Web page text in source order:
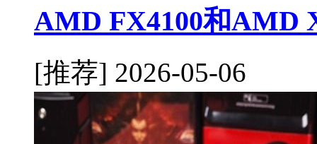
AMD FX4100和AMD
[推荐] 2026-05-06